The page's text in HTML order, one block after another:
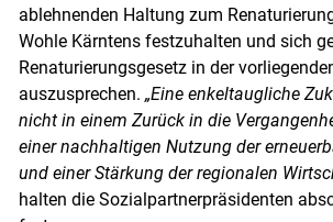
ablehnenden Haltung zum
Wohle Kärntens festzuhalten und sich
Renaturierungsgesetz in der
auszusprechen. „Eine enkeltaugliche
nicht in einem Zurück in die
einer nachhaltigen Nutzung der
und einer Stärkung der regionalen
halten die Sozialpartnerpräsidenten